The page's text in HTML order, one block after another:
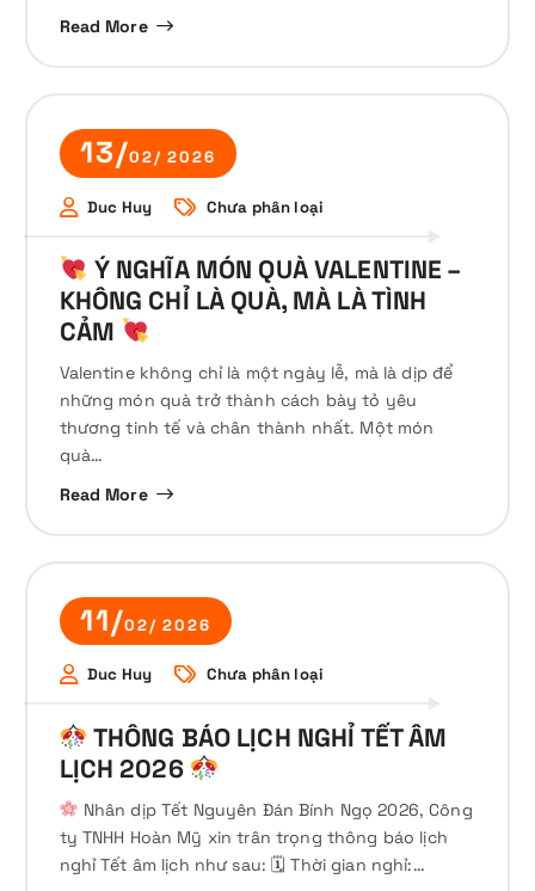
Read More
13/02/ 2026
Duc Huy Chưa phân loại
Ý NGHĨA MÓN QUÀ VALENTINE –
KHÔNG CHỈ LÀ QUÀ, MÀ LÀ TÌNH
CẢM
Valentine không chỉ là một ngày lễ, mà là dịp để
những món quà trở thành cách bày tỏ yêu
thương tinh tế và chân thành nhất. Một món
quà…
Read More
11/02/ 2026
Duc Huy Chưa phân loại
THÔNG BÁO LỊCH NGHỈ TẾT ÂM
LỊCH 2026
Nhân dịp Tết Nguyên Đán Bính Ngọ 2026, Công
ty TNHH Hoàn Mỹ xin trân trọng thông báo lịch
nghỉ Tết âm lịch như sau: 🗓 Thời gian nghỉ:…